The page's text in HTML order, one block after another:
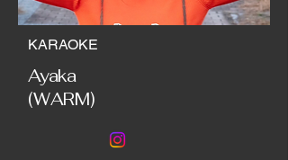
KARAOKE
Ayaka
(WARM)